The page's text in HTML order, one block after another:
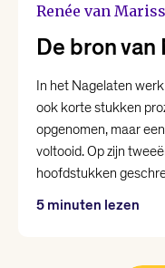
Renée van
De bron
In het Nagelaten
ook korte stukken
opgenomen, maar
voltooid. Op zijn
hoofdstukken
5 minuten lezen